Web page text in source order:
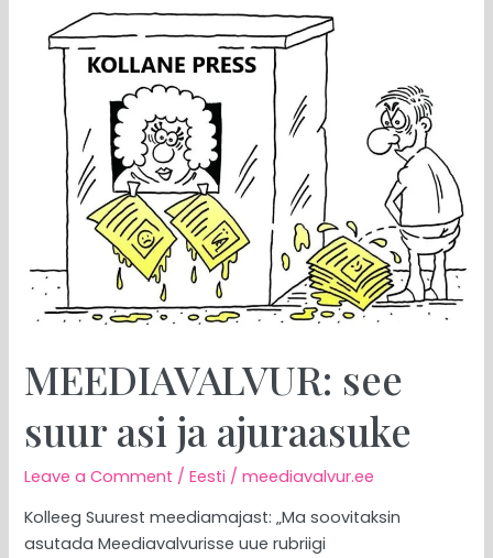
MEEDIAVALVUR: see
suur asi ja ajuraasuke
Leave a Comment /Eesti /meediavalvur.ee
Kolleeg Suurest meediamajast: „Ma soovitaksin
asutada Meediavalvurisse uue rubriigi
MEEDIAVALVUR:
see
ajuraasuke